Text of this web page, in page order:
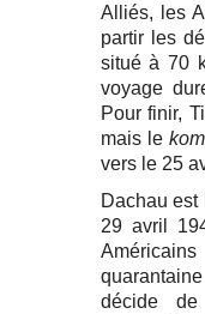
Alliés, les
partir les
situé à 70
voyage
Pour finir,
mais le
vers le 25
Dachau
29 avril
décide de